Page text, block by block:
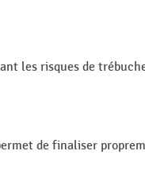
les risques de
de finaliser